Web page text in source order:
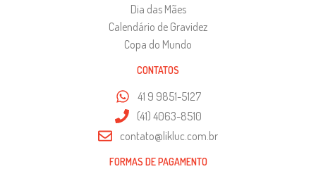
Dia das Mães
Calendário de Gravidez
Copa do Mundo
CONTATOS
41 9 9851-5127
(41) 4063-8510
contato@likluc.com.br
FORMAS DE PAGAMENTO